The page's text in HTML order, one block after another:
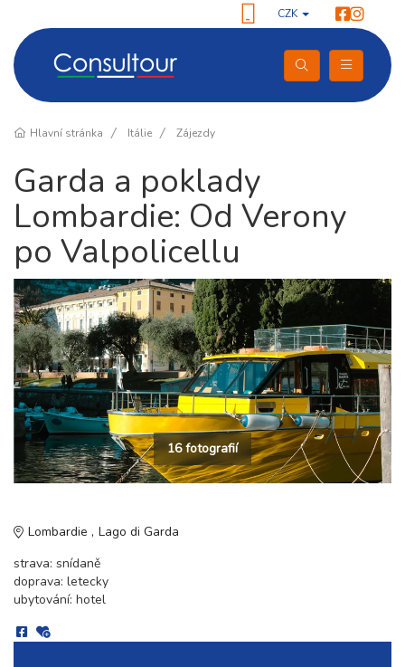
CZK
Hlavní stránka Itálie Zájezdy
Garda a poklady
Lombardie: Od Verony
po Valpolicellu
16 fotografií
Lombardie
Lago di Garda
strava: snídaně
doprava: letecky
ubytování: hotel